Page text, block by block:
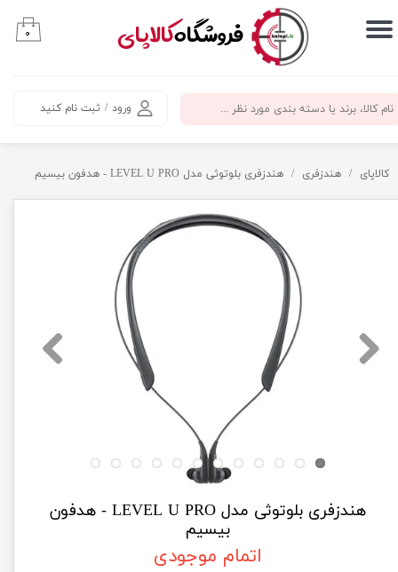
​فروشگاهکالاپای
ورود / ثبت نام کنید
حساب کاربری من
سفارشات
۰
کالاپای هندزفری هندزفری بلوتوثی مدل LEVEL U PRO - هدفون بیسیم
هندزفری بلوتوثی مدل LEVEL U PRO - هدفون
بیسیم
اتمام موجودی